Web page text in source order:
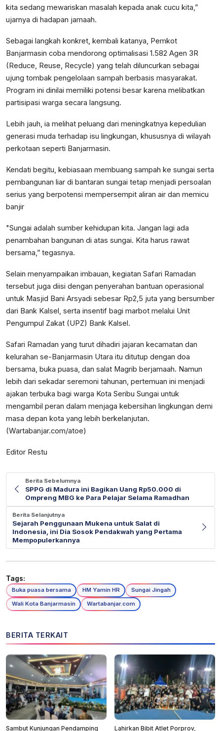
kita sedang mewariskan masalah kepada anak cucu kita,”
ujarnya di hadapan jamaah.
Sebagai langkah konkret, kembali katanya, Pemkot
Banjarmasin coba mendorong optimalisasi 1.582 Agen 3R
(Reduce, Reuse, Recycle) yang telah diluncurkan sebagai
ujung tombak pengelolaan sampah berbasis masyarakat.
Program ini dinilai memiliki potensi besar karena melibatkan
partisipasi warga secara langsung.
Lebih jauh, ia melihat peluang dari meningkatnya kepedulian
generasi muda terhadap isu lingkungan, khususnya di wilayah
perkotaan seperti Banjarmasin.
Kendati begitu, kebiasaan membuang sampah ke sungai serta
pembangunan liar di bantaran sungai tetap menjadi persoalan
serius yang berpotensi mempersempit aliran air dan memicu
banjir
"Sungai adalah sumber kehidupan kita. Jangan lagi ada
penambahan bangunan di atas sungai. Kita harus rawat
bersama,” tegasnya.
Selain menyampaikan imbauan, kegiatan Safari Ramadan
tersebut juga diisi dengan penyerahan bantuan operasional
untuk Masjid Bani Arsyadi sebesar Rp2,5 juta yang bersumber
dari Bank Kalsel, serta insentif bagi marbot melalui Unit
Pengumpul Zakat (UPZ) Bank Kalsel.
Safari Ramadan yang turut dihadiri jajaran kecamatan dan
kelurahan se-Banjarmasin Utara itu ditutup dengan doa
bersama, buka puasa, dan salat Magrib berjamaah. Namun
lebih dari sekadar seremoni tahunan, pertemuan ini menjadi
ajakan terbuka bagi warga Kota Seribu Sungai untuk
mengambil peran dalam menjaga kebersihan lingkungan demi
masa depan kota yang lebih berkelanjutan.
(Wartabanjar.com/atoe)
Editor Restu
Berita Sebelumnya
SPPG di Madura ini Bagikan Uang Rp50.000 di
Ompreng MBG ke Para Pelajar Selama Ramadhan
Berita Selanjutnya
Sejarah Penggunaan Mukena untuk Salat di
Indonesia, ini Dia Sosok Pendakwah yang Pertama
Mempopulerkannya
Tags:
Buka puasa bersama HM Yamin HR
Sungai Jingah
Wali Kota Banjarmasin
Wartabanjar.com
BERITA TERKAIT
Sambut Kunjungan Pendamping Lahirkan Bibit Atlet Porprov,